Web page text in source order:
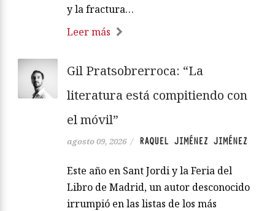
y la fractura…
Leer más
Gil Pratsobrerroca: “La
literatura está compitiendo con
el móvil”
agosto 09, 2026 / RAQUEL JIMÉNEZ JIMÉNEZ
Este año en Sant Jordi y la Feria del
Libro de Madrid, un autor desconocido
irrumpió en las listas de los más